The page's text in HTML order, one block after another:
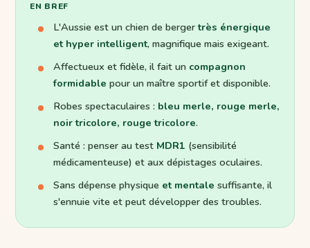
EN BREF
L'Aussie est un chien de bergertrès énergique
et hyper intelligent, magnifique mais exigeant.
Affectueux et fidèle, il fait un compagnon
formidable pour un maître sportif et disponible.
Robes spectaculaires : bleu merle, rouge merle,
noir tricolore, rouge tricolore.
Santé : penser au test MDR1 (sensibilité
médicamenteuse) et aux dépistages oculaires.
Sans dépense physique et mentale suffisante, il
s'ennuie vite et peut développer des troubles.